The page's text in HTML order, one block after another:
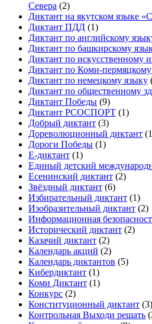
Севера (2)
Диктант на якутском языке
Диктант ПДД (1)
Диктант по английскому
Диктант по башкирскому
Диктант по искусственному
Диктант по Коми-
Диктант по немецкому языку
Диктант по общественному
Диктант Победы (9)
Диктант РСОСПОРТ (1)
Добрый диктант (3)
Дореволюционный диктант
Дороги Победы (1)
Е-диктант (1)
Единый детский
Есенинский диктант (2)
Звёздный диктант (6)
Избирательный диктант (1)
Изобразительный диктант (2)
Информационная
Исторический диктант (2)
Казачий диктант (2)
Календарь акций (2)
Календарь диктантов (5)
Кибердиктант (1)
Коми Диктант (1)
Конкурс (2)
Конституционный диктант (3)
Контрольная Выходи решать